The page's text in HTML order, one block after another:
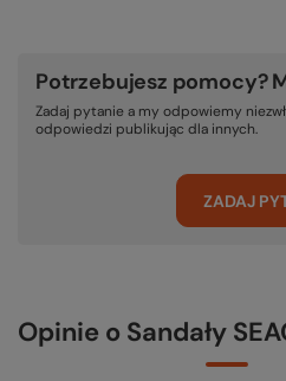
Potrzebujesz pomocy?
Zadaj pytanie a my odpowiemy
odpowiedzi publikując dla innych.
ZADAJ
Opinie o Sandały